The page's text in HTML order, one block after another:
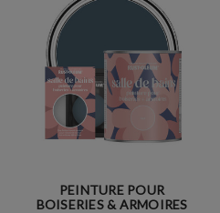
PEINTURE POUR
BOISERIES & ARMOIRES